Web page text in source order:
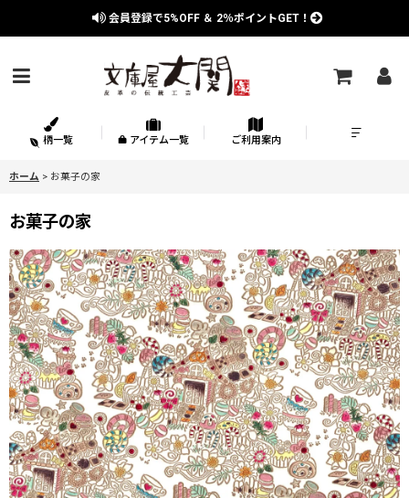
会員登録で5%OFF ＆ 2％ポイントGET！
柄一覧 アイテム一覧 ご利用案内
ホーム > お菓子の家
お菓子の家